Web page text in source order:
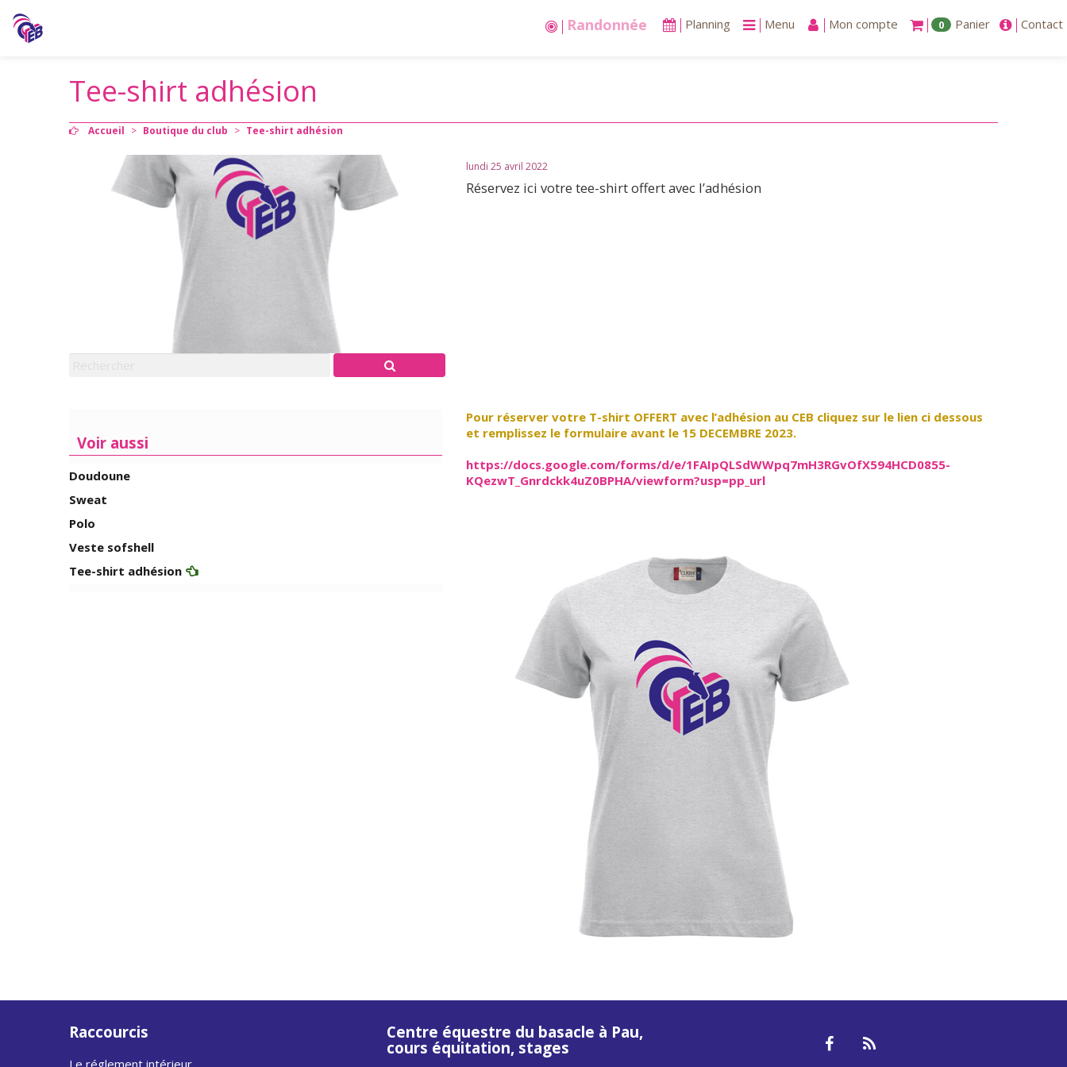
Stages vacances Planning Menu Mon compte 0 Panier Contact
Tee-shirt adhésion
Accueil > Boutique du club > Tee-shirt adhésion
lundi 25 avril 2022
Réservez ici votre tee-shirt offert avec l’adhésion
Pour réserver votre T-shirt OFFERT avec l’adhésion au CEB cliquez sur le lien ci dessous
et remplissez le formulaire avant le 15 DECEMBRE 2023.
https://docs.google.com/forms/d/e/1FAIpQLSdWWpq7mH3RGvOfX594HCD0855-
KQezwT_Gnrdckk4uZ0BPHA/viewform?usp=pp_url
Voir aussi
Doudoune
Sweat
Polo
Veste sofshell
Tee-shirt adhésion
Raccourcis
Le réglement intérieur
Centre équestre du basacle à Pau,
cours équitation, stages